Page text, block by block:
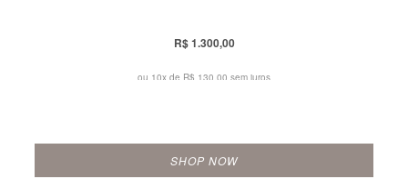
R$ 1.300,00
ou 10x de R$ 130,00 sem juros
SHOP NOW